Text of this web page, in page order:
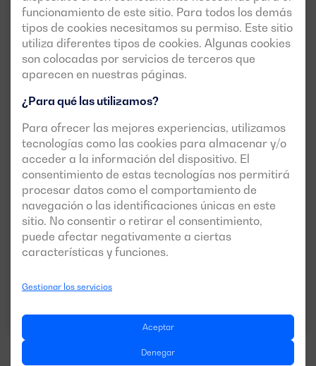
funcionamiento de este sitio. Para todos los demás
tipos de cookies necesitamos su permiso. Este sitio
utiliza diferentes tipos de cookies. Algunas cookies
son colocadas por servicios de terceros que
aparecen en nuestras páginas.
¿Para qué las utilizamos?
Para ofrecer las mejores experiencias, utilizamos
tecnologías como las cookies para almacenar y/o
acceder a la información del dispositivo. El
consentimiento de estas tecnologías nos permitirá
procesar datos como el comportamiento de
navegación o las identificaciones únicas en este
sitio. No consentir o retirar el consentimiento,
puede afectar negativamente a ciertas
características y funciones.
Gestionar los servicios
Aceptar
Denegar
Versión abierta disponible
DGBS 825 ME
POTENCIA:
PRP:750 kVA (600 kW)
ESP:825 kVA (660 kW)
400/230V